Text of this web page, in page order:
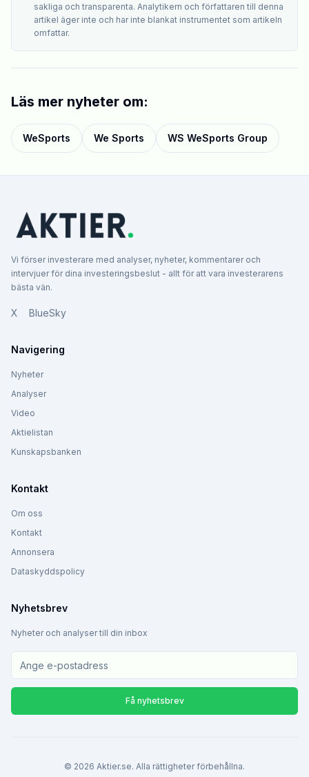
sakliga och transparenta. Analytikern och författaren till denna
artikel äger inte och har inte blankat instrumentet som artikeln
omfattar.
Läs mer nyheter om:
WeSports We Sports WS WeSports Group
Vi förser investerare med analyser, nyheter, kommentarer och
intervjuer för dina investeringsbeslut - allt för att vara investerarens
bästa vän.
X BlueSky
Navigering
Nyheter
Analyser
Video
Aktielistan
Kunskapsbanken
Kontakt
Om oss
Kontakt
Annonsera
Dataskyddspolicy
Nyhetsbrev
Nyheter och analyser till din inbox
Få nyhetsbrev
© 2026 Aktier.se. Alla rättigheter förbehållna.